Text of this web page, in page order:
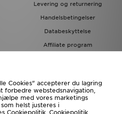
Levering og returnering
Handelsbetingelser
Databeskyttelse
Affiliate program
Cookies" accepterer du lagring
forbedre webstedsnavigation,
med vores marketings
helst justeres i
Cookiepolitik. Cookiepolitik